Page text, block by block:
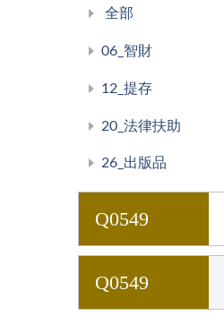
全部
06_智財
12_提存
20_法律扶助
26_出版品
Q0549
Q0549